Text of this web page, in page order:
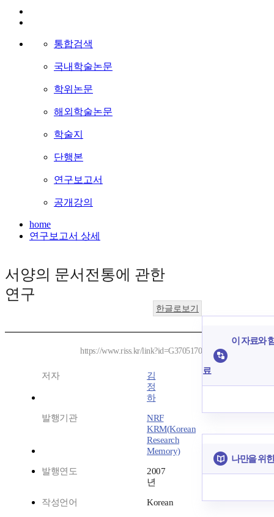
통합검색
국내학술논문
학위논문
해외학술논문
학술지
단행본
연구보고서
공개강의
home
연구보고서 상세
서양의 문서전통에 관한
연구
한글로보기
https://www.riss.kr/link?id=G3705170
저자
김
정
하
발행기관
NRF
KRM(Korean
Research
Memory)
발행연도
2007
년
작성언어 Korean
이 자료와
료
나만을 위